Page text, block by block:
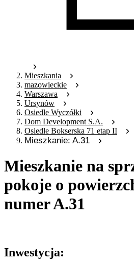
Mieszkania
mazowieckie
Warszawa
Ursynów
Osiedle Wyczółki
Dom Development S.A.
Osiedle Bokserska 71 etap II
Mieszkanie: A.31
Mieszkanie na
pokoje o
numer A.31
Inwestycja: